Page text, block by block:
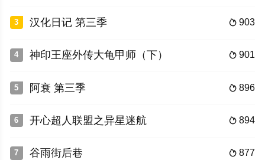
3  903
汉化日记 第三季
4  901
神印王座外传大龟甲师（下）
5  896
阿衰 第三季
6  894
开心超人联盟之异星迷航
7  877
谷雨街后巷